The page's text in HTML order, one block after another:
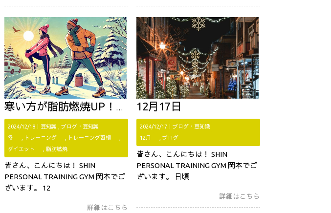
寒い方が脂肪燃焼UP！冬のトレーニングのススメ
2024/12/18｜ 豆知識
ブログ・豆知識
冬
トレーニング
トレーニング習慣
ダイエット
脂肪燃焼
皆さん、こんにちは！ SHIN
PERSONAL TRAINING GYM 岡本でご
ざいます。 12
詳細はこちら
12月17日
2024/12/17｜ ブログ・豆知識
12月
ブログ
皆さん、こんにちは！ SHIN
PERSONAL TRAINING GYM 岡本でご
ざいます。 日頃
詳細はこちら